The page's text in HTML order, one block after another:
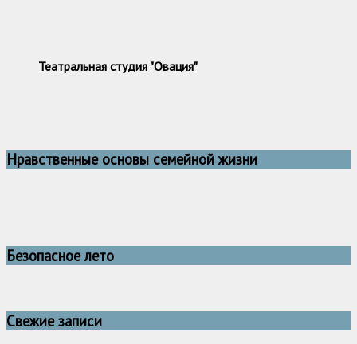
Театральная студия "Овация"
Нравственные основы семейной жизни
Безопасное лето
Свежие записи